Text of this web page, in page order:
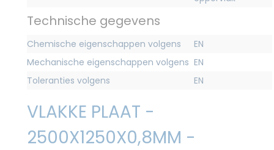
Technische gegevens
Chemische eigenschappen volgens
EN
Mechanische eigenschappen volgens EN
Toleranties volgens
EN
VLAKKE PLAAT -
2500X1250X0,8MM -